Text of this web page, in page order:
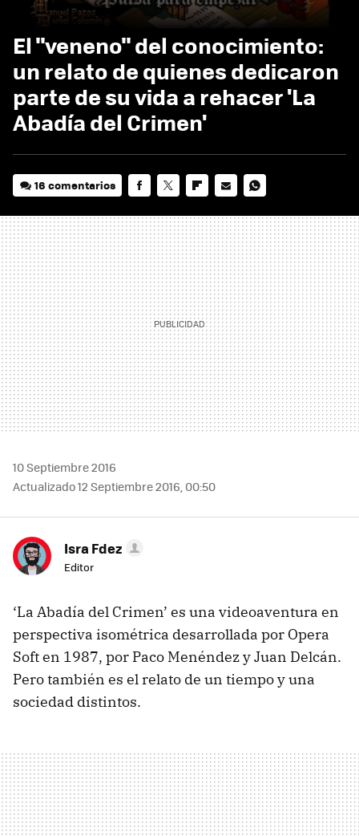
El "veneno" del conocimiento:
un relato de quienes dedicaron
parte de su vida a rehacer 'La
Abadía del Crimen'
16 comentarios
MAIL
10 Septiembre 2016
Actualizado 12 Septiembre 2016, 00:50
Isra Fdez
Editor
‘La Abadía del Crimen’ es una videoaventura en
perspectiva isométrica desarrollada por Opera
Soft en 1987, por Paco Menéndez y Juan Delcán.
Pero también es el relato de un tiempo y una
sociedad distintos.